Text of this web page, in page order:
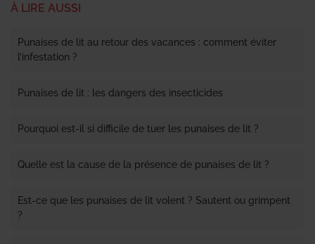
À LIRE AUSSI
Punaises de lit au retour des vacances : comment éviter
l’infestation ?
Punaises de lit : les dangers des insecticides
Pourquoi est-il si difficile de tuer les punaises de lit ?
Quelle est la cause de la présence de punaises de lit ?
Est-ce que les punaises de lit volent ? Sautent ou grimpent
?